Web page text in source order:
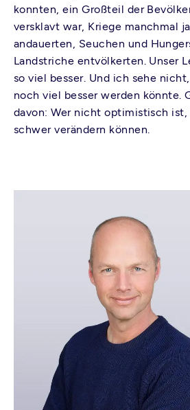
konnten, ein Großteil der
versklavt war, Kriege manchmal
andauerten, Seuchen und
Landstriche entvölkerten. Unser
so viel besser. Und ich sehe
noch viel besser werden könnte.
davon: Wer nicht optimistisch
schwer verändern können.